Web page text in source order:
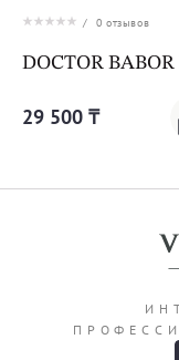
/ 0 отзывов
DOCTOR
29 500 ₸